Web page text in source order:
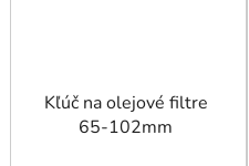
Kľúč na olejové filtre
65-102mm